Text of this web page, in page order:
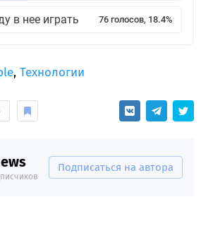
в нее играть 76 голосов, 18.4%
, Технологии
Подписаться на автора